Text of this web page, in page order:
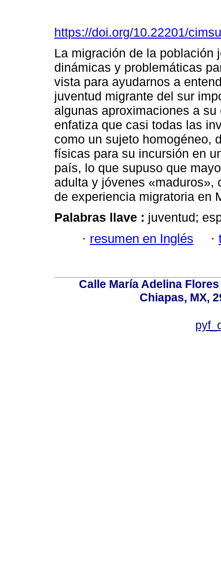
https://doi.org/10.22201/
La migración de la población
dinámicas y problemáticas
vista para ayudarnos a
juventud migrante del sur
algunas aproximaciones a
enfatiza que casi todas las
como un sujeto homogéneo,
físicas para su incursión en
país, lo que supuso que
adulta y jóvenes «maduros»,
de experiencia migratoria en
Palabras llave : juventud;
· resumen en Inglés ·
Calle María Adelina
Chiapas, MX,